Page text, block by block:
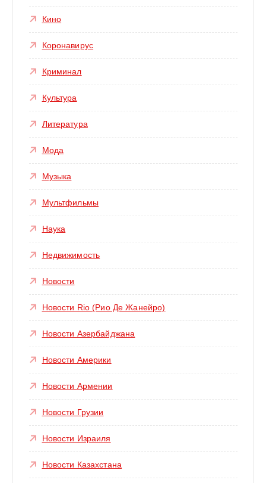
Кино
Коронавирус
Криминал
Культура
Литература
Мода
Музыка
Мультфильмы
Наука
Недвижимость
Новости
Новости Rio (Рио Де Жанейро)
Новости Азербайджана
Новости Америки
Новости Армении
Новости Грузии
Новости Израиля
Новости Казахстана